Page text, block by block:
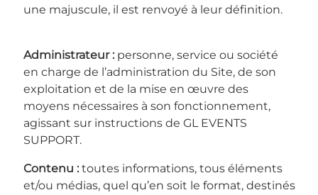
une majuscule, il est renvoyé à leur définition.
Administrateur :personne, service ou société
en charge de l’administration du Site, de son
exploitation et de la mise en œuvre des
moyens nécessaires à son fonctionnement,
agissant sur instructions de GL EVENTS
SUPPORT.
Contenu : toutes informations, tous éléments
et/ou médias, quel qu’en soit le format, destinés